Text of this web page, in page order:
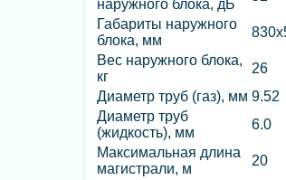
наружного блока, дБ
Габариты наружного
блока, мм
Вес наружного блока,
кг
26
Диаметр труб (газ), мм 9.52
Диаметр труб
(жидкость), мм
6.0
Максимальная длина
магистрали, м
20